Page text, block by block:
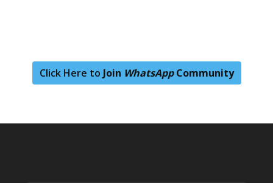
Click Here to Join WhatsAppCommunity